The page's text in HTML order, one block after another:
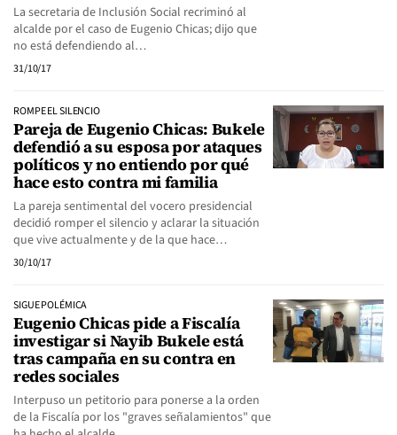
La secretaria de Inclusión Social recriminó al
alcalde por el caso de Eugenio Chicas; dijo que
no está defendiendo al…
31/10/17
ROMPE EL SILENCIO
Pareja de Eugenio Chicas: Bukele
defendió a su esposa por ataques
políticos y no entiendo por qué
hace esto contra mi familia
La pareja sentimental del vocero presidencial
decidió romper el silencio y aclarar la situación
que vive actualmente y de la que hace…
30/10/17
SIGUE POLÉMICA
Eugenio Chicas pide a Fiscalía
investigar si Nayib Bukele está
tras campaña en su contra en
redes sociales
Interpuso un petitorio para ponerse a la orden
de la Fiscalía por los "graves señalamientos" que